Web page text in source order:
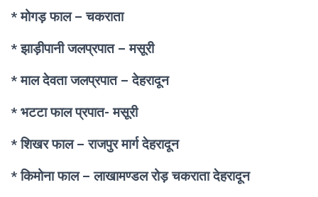
* मोगड़ फाल – चकराता
* झाड़ीपानी जलप्रपात – मसूरी
* माल देवता जलप्रपात – देहरादून
* भटटा फाल प्रपात- मसूरी
* शिखर फाल – राजपुर मार्ग देहरादून
* किमोना फाल – लाखामण्डल रोड़ चकराता देहरादून